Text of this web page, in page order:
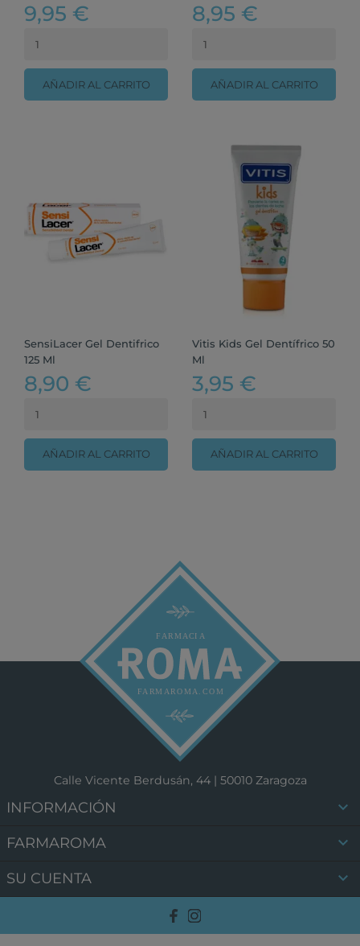
9,95 €
AÑADIR AL CARRITO
8,95 €
AÑADIR AL CARRITO
SensiLacer Gel Dentifrico
125 Ml
8,90 €
AÑADIR AL CARRITO
Vitis Kids Gel Dentífrico 50
Ml
3,95 €
AÑADIR AL CARRITO
Calle Vicente Berdusán, 44 | 50010 Zaragoza
INFORMACIÓN 
FARMAROMA 
SU CUENTA 